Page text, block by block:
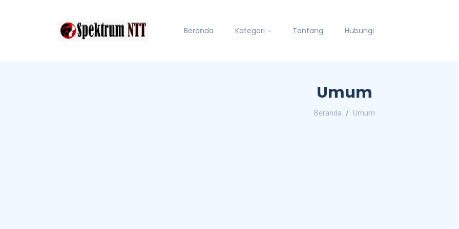
Beranda Kategori Tentang Hubungi
Umum
Beranda Umum